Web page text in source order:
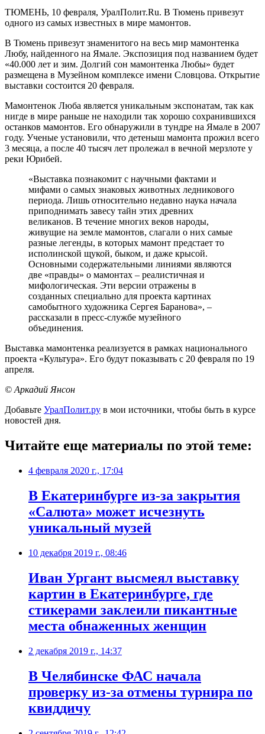
ТЮМЕНЬ, 10 февраля, УралПолит.Ru. В Тюмень привезут
одного из самых известных в мире мамонтов.
В Тюмень привезут знаменитого на весь мир мамонтенка
Любу, найденного на Ямале. Экспозиция под названием будет
«40.000 лет и зим. Долгий сон мамонтенка Любы» будет
размещена в Музейном комплексе имени Словцова. Открытие
выставки состоится 20 февраля.
Мамонтенок Люба является уникальным экспонатам, так как
нигде в мире раньше не находили так хорошо сохранившихся
останков мамонтов. Его обнаружили в тундре на Ямале в 2007
году. Ученые установили, что детеныш мамонта прожил всего
3 месяца, а после 40 тысяч лет пролежал в вечной мерзлоте у
реки Юрибей.
«Выставка познакомит с научными фактами и
мифами о самых знаковых животных ледникового
периода. Лишь относительно недавно наука начала
приподнимать завесу тайн этих древних
великанов. В течение многих веков народы,
живущие на земле мамонтов, слагали о них самые
разные легенды, в которых мамонт предстает то
исполинской щукой, быком, и даже крысой.
Основными содержательными линиями являются
две «правды» о мамонтах – реалистичная и
мифологическая. Эти версии отражены в
созданных специально для проекта картинах
самобытного художника Сергея Баранова», –
рассказали в пресс-службе музейного
объединения.
Выставка мамонтенка реализуется в рамках национального
проекта «Культура». Его будут показывать с 20 февраля по 19
апреля.
© Аркадий Янсон
Добавьте УралПолит.ру в мои источники, чтобы быть в курсе
новостей дня.
Читайте еще материалы по этой теме:
4 февраля 2020 г., 17:04
В Екатеринбурге из-за закрытия
«Салюта» может исчезнуть
уникальный музей
10 декабря 2019 г., 08:46
Иван Ургант высмеял выставку
картин в Екатеринбурге, где
стикерами заклеили пикантные
места обнаженных женщин
2 декабря 2019 г., 14:37
В Челябинске ФАС начала
проверку из-за отмены турнира по
квиддичу